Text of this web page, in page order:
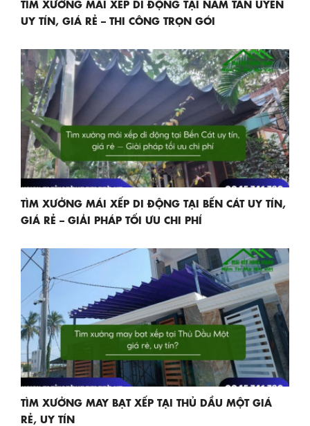
TÌM XƯỞNG MÁI XẾP DI ĐỘNG TẠI NAM TÂN UYÊN
UY TÍN, GIÁ RẺ – THI CÔNG TRỌN GÓI
TÌM XƯỞNG MÁI XẾP DI ĐỘNG TẠI BẾN CÁT UY TÍN,
GIÁ RẺ – GIẢI PHÁP TỐI ƯU CHI PHÍ
TÌM XƯỞNG MAY BẠT XẾP TẠI THỦ DẦU MỘT GIÁ
RẺ, UY TÍN